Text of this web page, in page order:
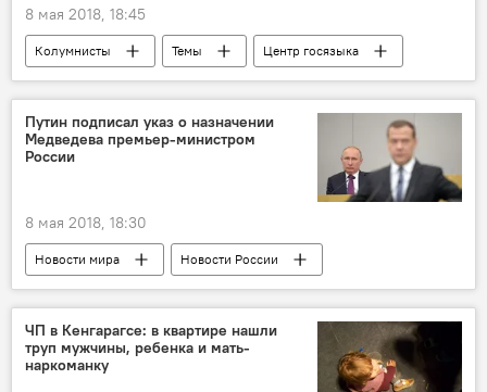
8 мая 2018, 18:45
Колумнисты Темы
Центр госязыка
латышский язык
родители
Русские школы: языковой барьер или мост
Путин подписал указ о назначении
Медведева премьер-министром
России
8 мая 2018, 18:30
Новости мира
Новости России
Россия
Дмитрий Медведев
Владимир Путин
ЧП в Кенгарагсе: в квартире нашли
труп мужчины, ребенка и мать-
наркоманку